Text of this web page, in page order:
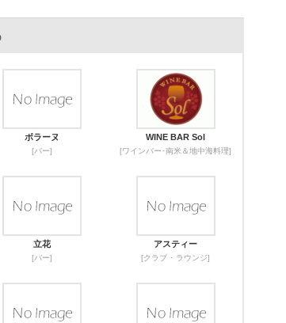
ボラーヌ
[バー]
WINE BAR Sol
[ワインバー･南米＆地中海料理]
立花
[バー]
アスティー
[クラブ ･ ラウンジ]